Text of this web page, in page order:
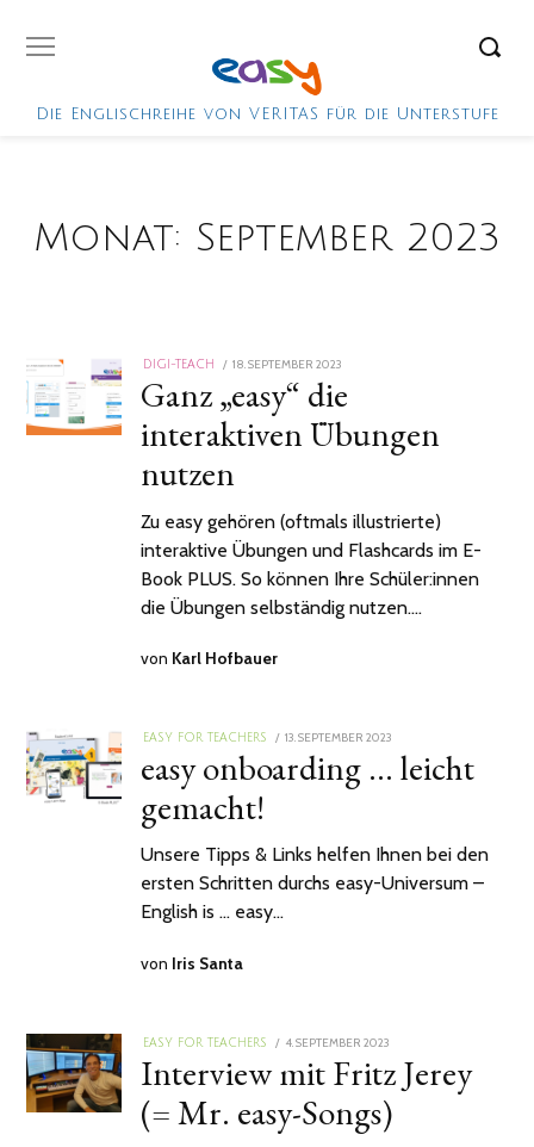
Die Englischreihe von VERITAS für die Unterstufe
Monat: September 2023
DIGI-TEACH
POSTED
18. SEPTEMBER 2023
2023
Ganz „easy“ die
interaktiven Übungen
nutzen
Zu easy gehören (oftmals illustrierte)
interaktive Übungen und Flashcards im E-
Book PLUS. So können Ihre Schüler:innen
die Übungen selbständig nutzen.…
von Karl Hofbauer
EASY FOR TEACHERS
POSTED
13. SEPTEMBER 2023
SEPTEMBER
2023
easy onboarding … leicht
gemacht!
Unsere Tipps & Links helfen Ihnen bei den
ersten Schritten durchs easy-Universum –
English is … easy…
von Iris Santa
EASY FOR TEACHERS
POSTED
4. SEPTEMBER 2023
Interview mit Fritz Jerey
(= Mr. easy-Songs)